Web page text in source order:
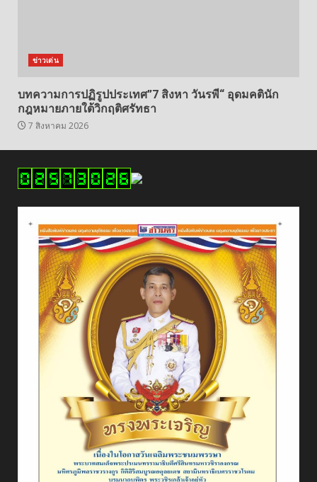
ข่าวเด่น
บทความการปฏิรูปประเทศ”7 สิงหา วันรพี“ อุดมคตินัก
กฎหมายภายใต้วิกฤติศรัทธา
7 สิงหาคม 2026